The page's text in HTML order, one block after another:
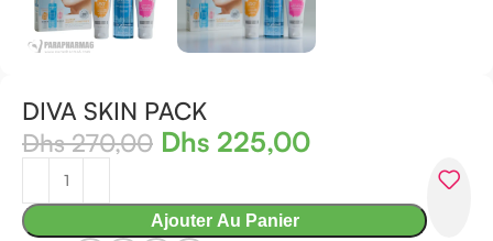
DIVA SKIN PACK
Dhs270,00 Dhs 225,00
Ajouter Au Panier